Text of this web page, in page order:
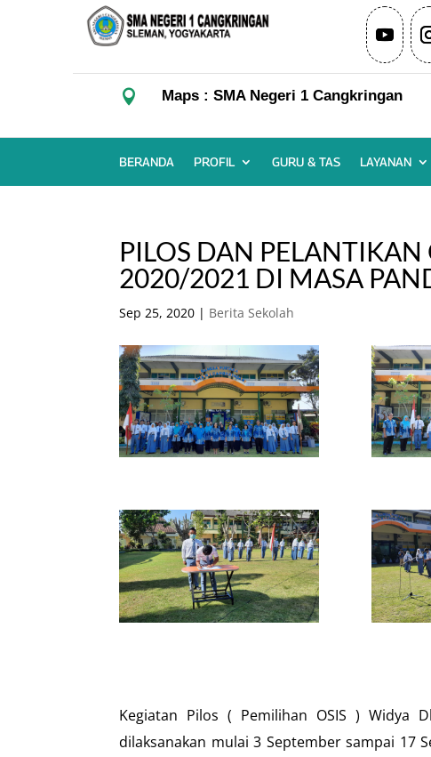
 Maps : SMA Negeri 1 Cangkringan
BERANDA PROFIL GURU & TAS LAYANAN
PILOS DAN
2020/2021 DI MASA
Sep 25, 2020 | Berita Sekolah
Kegiatan Pilos ( Pemilihan OSIS ) Widya
dilaksanakan mulai 3 September sampai 17